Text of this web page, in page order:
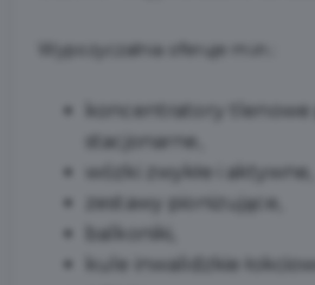
Wypożyczalnia oferuje m.in.:
koncentratory tlenowe
stacjonarne,
wózki zwykłe i aktywne,
zestawy pionizujące,
balkoniki,
kule inwalidzkie